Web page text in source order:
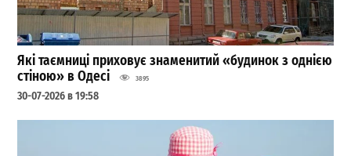
Які таємниці приховує знаменитий «будинок з однією
стіною» в Одесі
3895
30-07-2026 в 19:58